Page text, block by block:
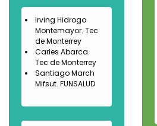
Irving Hidrogo
Montemayor. Tec
de Monterrey
Carles Abarca.
Tec de Monterrey
Santiago March
Mifsut. FUNSALUD